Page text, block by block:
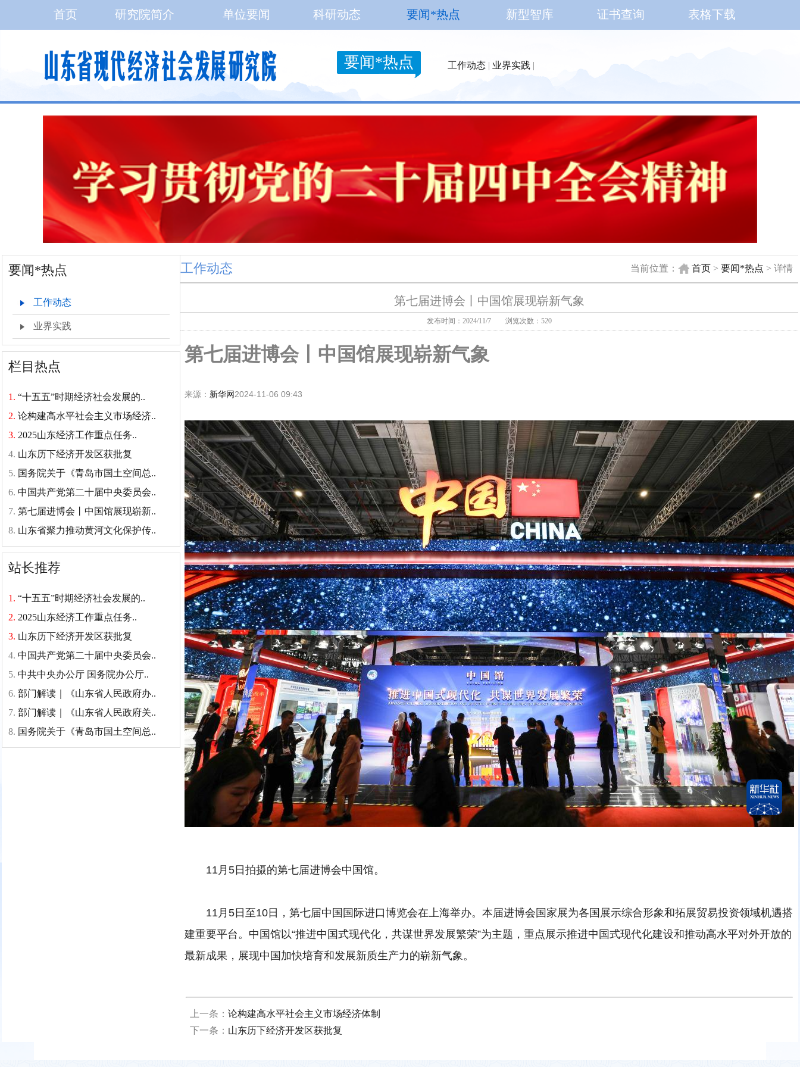
首页 研究院简介 单位要闻 科研动态 要闻*热点 新型智库 证书查询 表格下载
要闻*热点 工作动态 | 业界实践 |
要闻*热点
工作动态
业界实践
栏目热点
1. “十五五”时期经济社会发展的..
2. 论构建高水平社会主义市场经济..
3. 2025山东经济工作重点任务..
4. 山东历下经济开发区获批复
5. 国务院关于《青岛市国土空间总..
6. 中国共产党第二十届中央委员会..
7. 第七届进博会丨中国馆展现崭新..
8. 山东省聚力推动黄河文化保护传..
站长推荐
1. “十五五”时期经济社会发展的..
2. 2025山东经济工作重点任务..
3. 山东历下经济开发区获批复
4. 中国共产党第二十届中央委员会..
5. 中共中央办公厅 国务院办公厅..
6. 部门解读｜《山东省人民政府办..
7. 部门解读｜《山东省人民政府关..
8. 国务院关于《青岛市国土空间总..
工作动态 当前位置： 首页 > 要闻*热点 > 详情
第七届进博会丨中国馆展现崭新气象
发布时间：2024/11/7 浏览次数：520
第七届进博会丨中国馆展现崭新气象
来源： 新华网2024-11-06 09:43
11月5日拍摄的第七届进博会中国馆。
11月5日至10日，第七届中国国际进口博览会在上海举办。本届进博会国家展为各国展示综合形象和拓展贸易投资领域机遇搭
建重要平台。中国馆以“推进中国式现代化，共谋世界发展繁荣”为主题，重点展示推进中国式现代化建设和推动高水平对外开放的
最新成果，展现中国加快培育和发展新质生产力的崭新气象。
上一条： 论构建高水平社会主义市场经济体制
下一条： 山东历下经济开发区获批复